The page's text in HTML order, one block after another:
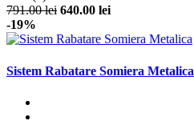
791.00 lei 640.00 lei
-19%
Sistem Rabatare Somiera Metalica